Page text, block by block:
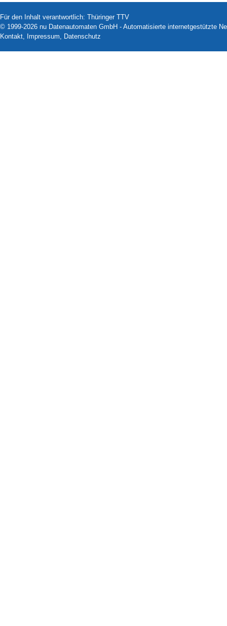
Für den Inhalt verantwortlich: Thüringer TTV
© 1999-2026 nu Datenautomaten GmbH - Automatisierte internetgestützte
Kontakt, Impressum, Datenschutz